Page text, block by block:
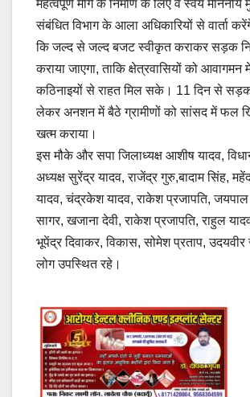
महत्वपूर्ण मार्ग के निर्माण के लिए वे स्वयं माननीय
संबंधित विभाग के आला अधिकारियों से वार्ता
कि जल्द से जल्द बजट स्वीकृत कराकर सड़क
कराया जाएगा, ताकि क्षेत्रवासियों को आवागमन
कठिनाइयों से राहत मिल सके। 11 दिन से सड़क
लेकर अनशन में बैठे ग्रामीणों को सांसद में फल
खत्म कराया।
इस मौके और सपा जिलाध्यक्ष आशीष यादव,
अध्यक्ष सुरेंद्र यादव, राजेंद्र गुरु,बादाम सिंह,
यादव, चंद्रकेश यादव, राकेश प्रजापति,
सागर, खजाना देवी, राकेश प्रजापति, राहुल
भूपेंद्र दिवाकर, विकास, सोमेश प्रताप,
लोग उपस्थित रहे।